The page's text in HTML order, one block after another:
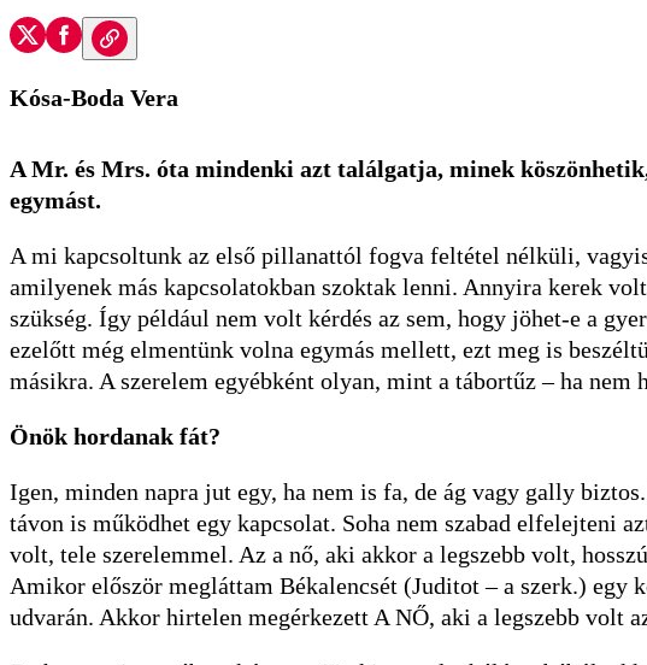
Kósa-Boda Vera
A Mr. és Mrs. óta mindenki azt találgatja, minek
egymást.
A mi kapcsoltunk az első pillanattól fogva feltétel nélküli,
amilyenek más kapcsolatokban szoktak lenni. Annyira kerek
szükség. Így például nem volt kérdés az sem, hogy jöhet-e a
ezelőtt még elmentünk volna egymás mellett, ezt meg is
másikra. A szerelem egyébként olyan, mint a tábortűz – ha nem
Önök hordanak fát?
Igen, minden napra jut egy, ha nem is fa, de ág vagy gally
távon is működhet egy kapcsolat. Soha nem szabad elfelejteni
volt, tele szerelemmel. Az a nő, aki akkor a legszebb volt,
Amikor először megláttam Békalencsét (Juditot – a szerk.) egy
udvarán. Akkor hirtelen megérkezett A NŐ, aki a legszebb volt